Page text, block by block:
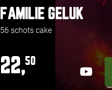
FAMILIE GELUK
56 schots cake
22,50